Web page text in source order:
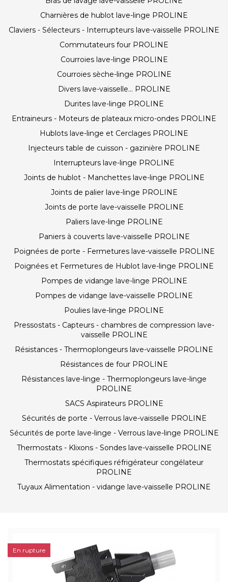
Charnières de hublot lave-linge PROLINE
Claviers - Sélecteurs - Interrupteurs lave-vaisselle PROLINE
Commutateurs four PROLINE
Courroies lave-linge PROLINE
Courroies sèche-linge PROLINE
Divers lave-vaisselle... PROLINE
Durites lave-linge PROLINE
Entraineurs - Moteurs de plateaux micro-ondes PROLINE
Hublots lave-linge et Cerclages PROLINE
Injecteurs table de cuisson - gazinière PROLINE
Interrupteurs lave-linge PROLINE
Joints de hublot - Manchettes lave-linge PROLINE
Joints de palier lave-linge PROLINE
Joints de porte lave-vaisselle PROLINE
Paliers lave-linge PROLINE
Paniers à couverts lave-vaisselle PROLINE
Poignées de porte - Fermetures lave-vaisselle PROLINE
Poignées et Fermetures de Hublot lave-linge PROLINE
Pompes de vidange lave-linge PROLINE
Pompes de vidange lave-vaisselle PROLINE
Poulies lave-linge PROLINE
Pressostats - Capteurs - chambres de compression lave-
vaisselle PROLINE
Résistances - Thermoplongeurs lave-vaisselle PROLINE
Résistances de four PROLINE
Résistances lave-linge - Thermoplongeurs lave-linge
PROLINE
SACS Aspirateurs PROLINE
Sécurités de porte - Verrous lave-vaisselle PROLINE
Sécurités de porte lave-linge - Verrous lave-linge PROLINE
Thermostats - Klixons - Sondes lave-vaisselle PROLINE
Thermostats spécifiques réfrigérateur congélateur
PROLINE
Tuyaux Alimentation - vidange lave-vaisselle PROLINE
En rupture